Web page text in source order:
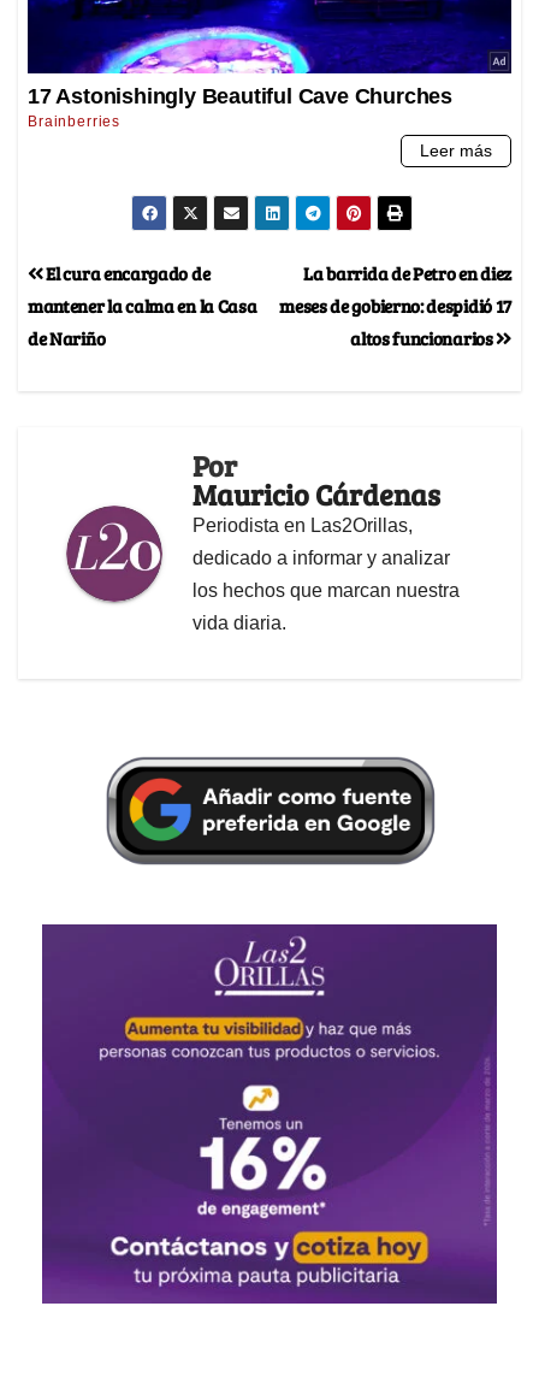
La barrida de Petro en diez
meses de gobierno: despidió 17
altos funcionarios
El cura encargado de
mantener la calma en la Casa
de Nariño
Por
Mauricio Cárdenas
Periodista en Las2Orillas,
dedicado a informar y analizar
los hechos que marcan nuestra
vida diaria.